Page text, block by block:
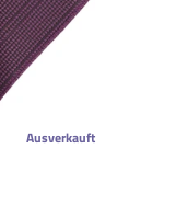
Ausverkauft